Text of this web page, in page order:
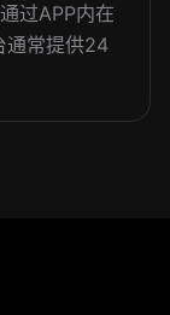
过APP内在
通常提供24